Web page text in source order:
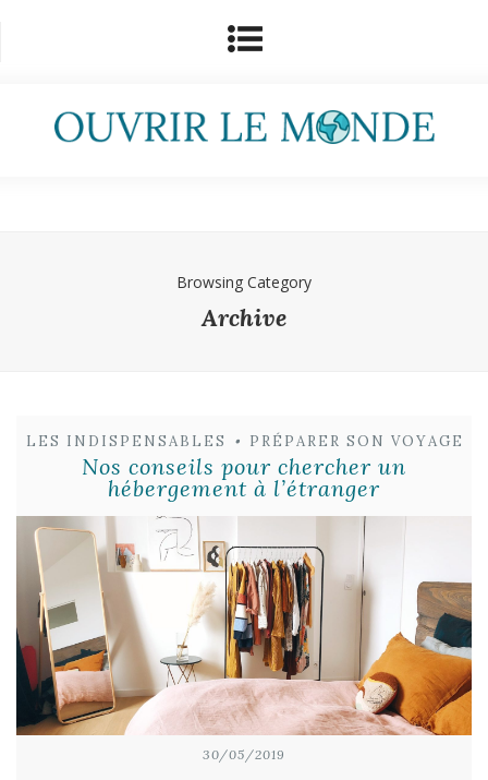
Browsing Category
Archive
LES INDISPENSABLES • PRÉPARER SON VOYAGE
Nos conseils pour chercher un
hébergement à l’étranger
30/05/2019